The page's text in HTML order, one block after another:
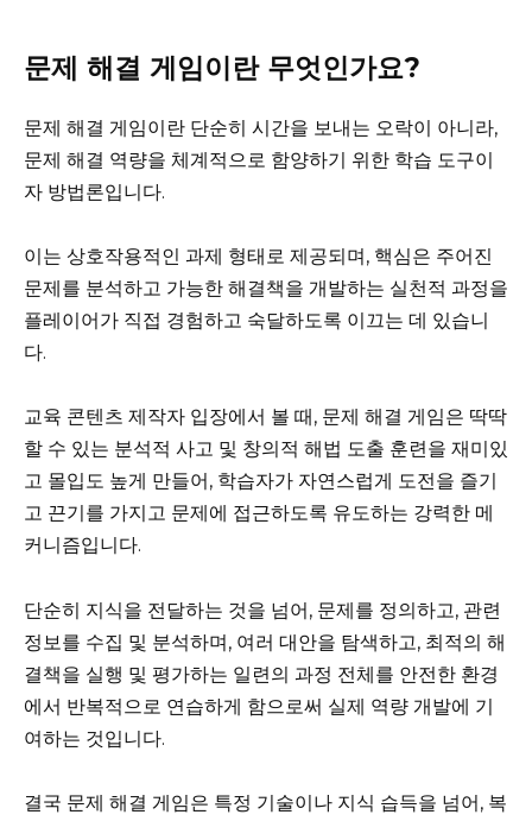
문제 해결 게임이란 무엇인가요?
문제 해결 게임이란 단순히 시간을 보내는 오락이 아니라,
문제 해결 역량을 체계적으로 함양하기 위한 학습 도구이
자 방법론입니다.
이는 상호작용적인 과제 형태로 제공되며, 핵심은 주어진
문제를 분석하고 가능한 해결책을 개발하는 실천적 과정을
플레이어가 직접 경험하고 숙달하도록 이끄는 데 있습니
다.
교육 콘텐츠 제작자 입장에서 볼 때, 문제 해결 게임은 딱딱
할 수 있는 분석적 사고 및 창의적 해법 도출 훈련을 재미있
고 몰입도 높게 만들어, 학습자가 자연스럽게 도전을 즐기
고 끈기를 가지고 문제에 접근하도록 유도하는 강력한 메
커니즘입니다.
단순히 지식을 전달하는 것을 넘어, 문제를 정의하고, 관련
정보를 수집 및 분석하며, 여러 대안을 탐색하고, 최적의 해
결책을 실행 및 평가하는 일련의 과정 전체를 안전한 환경
에서 반복적으로 연습하게 함으로써 실제 역량 개발에 기
여하는 것입니다.
결국 문제 해결 게임은 특정 기술이나 지식 습득을 넘어, 복